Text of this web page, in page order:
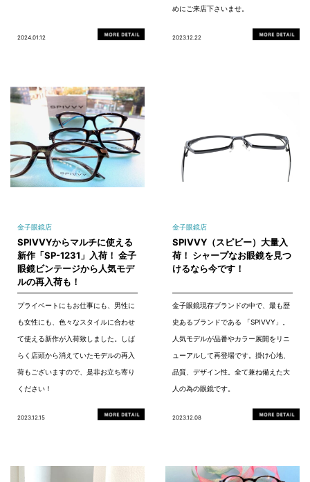
2024.01.12
めにご来店下さいませ。
2023.12.22
金子眼鏡店
SPIVVYからマルチに使える
新作「SP-1231」入荷！ 金子
眼鏡ビンテージから人気モデ
ルの再入荷も！
プライベートにもお仕事にも、男性に
も女性にも、色々なスタイルに合わせ
て使える新作が入荷致しました。しば
らく店頭から消えていたモデルの再入
荷もございますので、是非お立ち寄り
ください！
2023.12.15
金子眼鏡店
SPIVVY（スピビー）大量入
荷！ シャープなお眼鏡を見つ
けるなら今です！
金子眼鏡現存ブランドの中で、最も歴
史あるブランドである 「SPIVVY」。
人気モデルが品番やカラー展開をリニ
ューアルして再登場です。掛け心地、
品質、デザイン性。全て兼ね備えた大
人の為の眼鏡です。
2023.12.08